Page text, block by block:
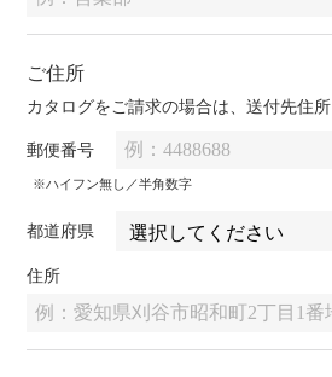
ご住所
カタログをご請求の場合は、送付先住所
郵便番号
※ハイフン無し／半角数字
都道府県
住所